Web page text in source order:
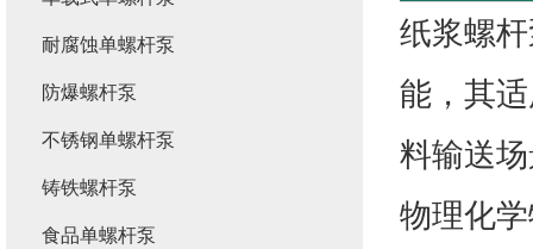
纸浆螺
能，其
料输送
物理化
耐腐蚀单螺杆泵
防爆螺杆泵
不锈钢单螺杆泵
铸铁螺杆泵
食品单螺杆泵